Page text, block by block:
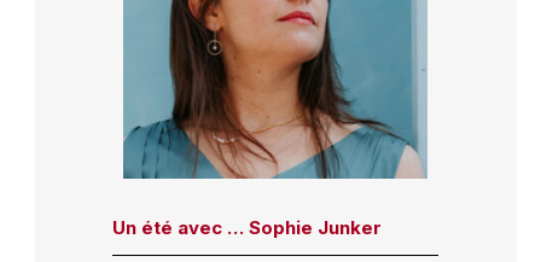
Un été avec … Sophie Junker